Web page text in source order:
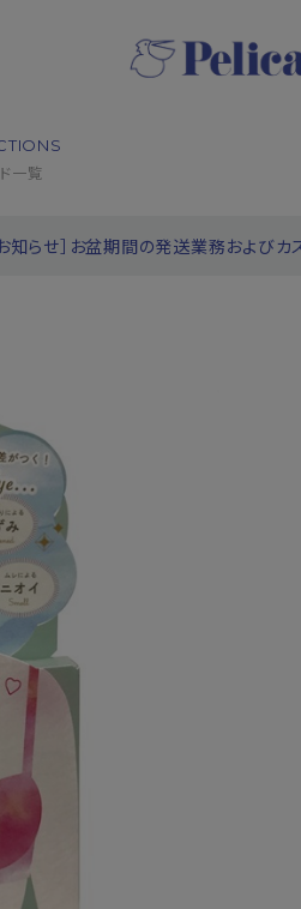
一覧
知らせ］お盆期間の発送業務およびカ